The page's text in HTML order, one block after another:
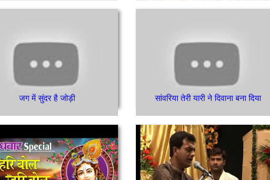
जग में सुंदर है जोड़ी सांवरिया तेरी यारी ने दिवाना बना दिया